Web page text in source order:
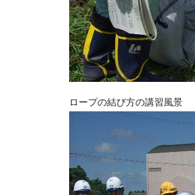
ロープの結び方の講習風景